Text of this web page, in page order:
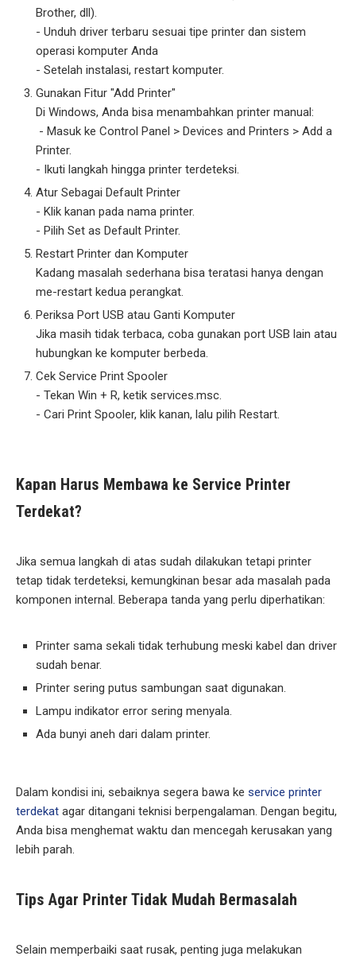
Brother, dll).
- Unduh driver terbaru sesuai tipe printer dan sistem
operasi komputer Anda
- Setelah instalasi, restart komputer.
Gunakan Fitur "Add Printer"
Di Windows, Anda bisa menambahkan printer manual:
- Masuk ke Control Panel > Devices and Printers > Add a
Printer.
- Ikuti langkah hingga printer terdeteksi.
Atur Sebagai Default Printer
- Klik kanan pada nama printer.
- Pilih Set as Default Printer.
Restart Printer dan Komputer
Kadang masalah sederhana bisa teratasi hanya dengan
me-restart kedua perangkat.
Periksa Port USB atau Ganti Komputer
Jika masih tidak terbaca, coba gunakan port USB lain atau
hubungkan ke komputer berbeda.
Cek Service Print Spooler
- Tekan Win + R, ketik services.msc.
- Cari Print Spooler, klik kanan, lalu pilih Restart.
Kapan Harus Membawa ke Service Printer
Terdekat?
Jika semua langkah di atas sudah dilakukan tetapi printer
tetap tidak terdeteksi, kemungkinan besar ada masalah pada
komponen internal. Beberapa tanda yang perlu diperhatikan:
Printer sama sekali tidak terhubung meski kabel dan driver
sudah benar.
Printer sering putus sambungan saat digunakan.
Lampu indikator error sering menyala.
Ada bunyi aneh dari dalam printer.
Dalam kondisi ini, sebaiknya segera bawa ke service printer
terdekat agar ditangani teknisi berpengalaman. Dengan begitu,
Anda bisa menghemat waktu dan mencegah kerusakan yang
lebih parah.
Tips Agar Printer Tidak Mudah Bermasalah
Selain memperbaiki saat rusak, penting juga melakukan